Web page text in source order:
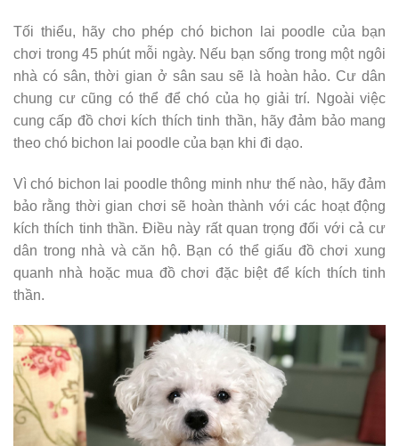
Tối thiểu, hãy cho phép chó bichon lai poodle của bạn
chơi trong 45 phút mỗi ngày. Nếu bạn sống trong một ngôi
nhà có sân, thời gian ở sân sau sẽ là hoàn hảo. Cư dân
chung cư cũng có thể để chó của họ giải trí. Ngoài việc
cung cấp đồ chơi kích thích tinh thần, hãy đảm bảo mang
theo chó bichon lai poodle của bạn khi đi dạo.
Vì chó bichon lai poodle thông minh như thế nào, hãy đảm
bảo rằng thời gian chơi sẽ hoàn thành với các hoạt động
kích thích tinh thần. Điều này rất quan trọng đối với cả cư
dân trong nhà và căn hộ. Bạn có thể giấu đồ chơi xung
quanh nhà hoặc mua đồ chơi đặc biệt để kích thích tinh
thần.